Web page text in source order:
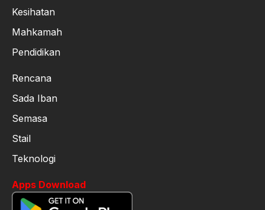
Kesihatan
Mahkamah
Pendidikan
Rencana
Sada Iban
Semasa
Stail
Teknologi
Apps Download